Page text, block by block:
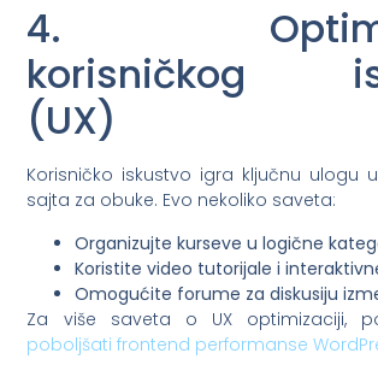
4.
korisničkog
(UX)
Korisničko iskustvo igra ključnu ulogu
sajta za obuke. Evo nekoliko saveta:
Organizujte kurseve u logične
Koristite video tutorijale i
Omogućite forume za diskusiju
Za više saveta o UX optimizaciji,
poboljšati frontend performanse